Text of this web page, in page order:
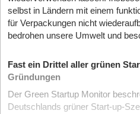
selbst in Ländern mit einem
für Verpackungen nicht
bedrohen unsere Umwelt und
Fast ein Drittel aller grünen
Gründungen
Der Green Startup Monitor
Deutschlands grüner Start-up-